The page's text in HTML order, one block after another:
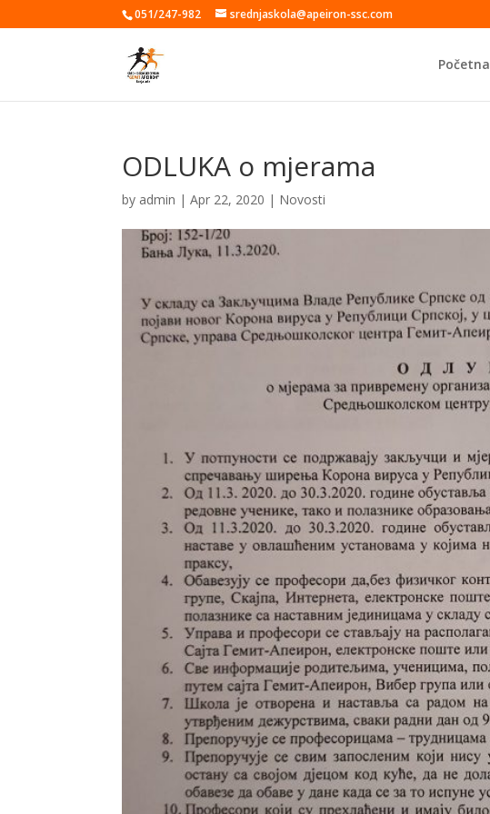
051/247-982 srednjaskola@apeiron-ssc.com
Početna
ODLUKA o mjerama
by admin |Apr 22, 2020 | Novosti